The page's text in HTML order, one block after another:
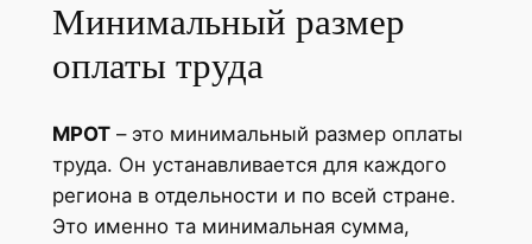
Минимальный размер
оплаты труда
МРОТ– это минимальный размер оплаты
труда. Он устанавливается для каждого
региона в отдельности и по всей стране.
Это именно та минимальная сумма,